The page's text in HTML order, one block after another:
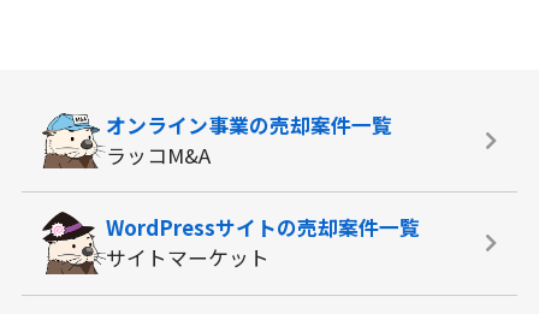
オンライン事業の売却案件一覧
ラッコM&A
WordPressサイトの売却案件一覧
サイトマーケット